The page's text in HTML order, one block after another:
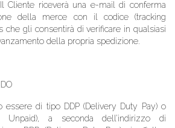
Cliente riceverà una e-mail di conferma
della merce con il codice (tracking
che gli consentirà di verificare in qualsiasi
della propria spedizione.
essere di tipo DDP (Delivery Duty Pay) o
Unpaid), a seconda dell’indirizzo di